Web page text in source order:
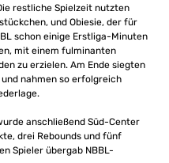
restliche Spielzeit nutzten
und Obiesie, der für
schon einige Erstliga-Minuten
mit einem fulminanten
zu erzielen. Am Ende siegten
und nahmen so erfolgreich
anschließend Süd-Center
drei Rebounds und fünf
Spieler übergab NBBL-